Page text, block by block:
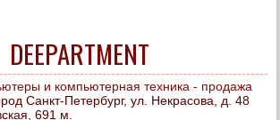
DEEPARTMENT
и компьютерная техника - продажа
Санкт-Петербург, ул. Некрасова, д. 48
691 м.